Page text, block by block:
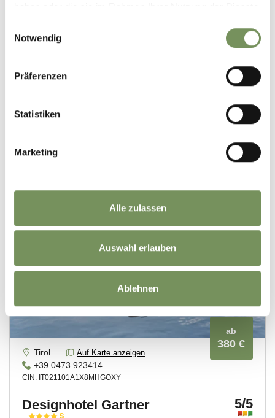
Notwendig
Präferenzen
Statistiken
Marketing
Alle zulassen
Auswahl erlauben
Ablehnen